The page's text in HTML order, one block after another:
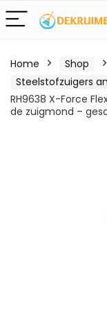
Home Shop
Steelstofzuigers
RH9638 X-Force
de zuigmond –